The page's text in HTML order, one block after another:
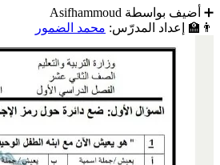
➕ أضيف بواسطة Asifhammoud
👨‍🏫
إعداد المدرّس: محمد الضمور